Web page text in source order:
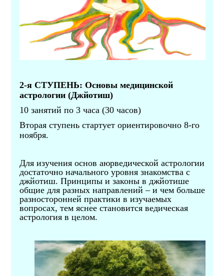
2-я СТУПЕНЬ: Основы медицинской
астрологии (Джйотиш)
10 занятий по 3 часа (30 часов)
Вторая ступень стартует ориентировочно 8-го
ноября.
Для изучения основ аюрведической астрологии
достаточно начального уровня знакомства с
джйотиш. Принципы и законы в джйотише
общие для разных направлений – и чем больше
разносторонней практики в изучаемых
вопросах, тем яснее становится ведическая
астрология в целом.